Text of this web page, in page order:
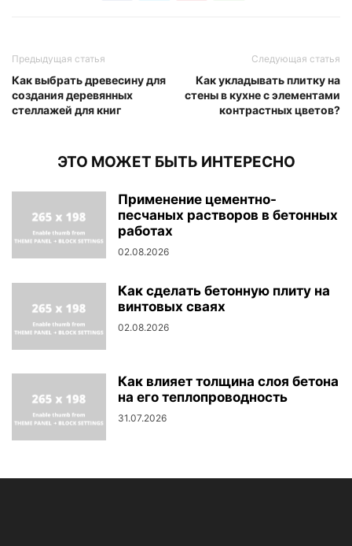
Предыдущая статья
Как выбрать древесину для
создания деревянных
стеллажей для книг
Следующая статья
Как укладывать плитку на
стены в кухне с элементами
контрастных цветов?
ЭТО МОЖЕТ БЫТЬ ИНТЕРЕСНО
Применение цементно-
песчаных растворов в бетонных
работах
02.08.2026
Как сделать бетонную плиту на
винтовых сваях
02.08.2026
Как влияет толщина слоя бетона
на его теплопроводность
31.07.2026